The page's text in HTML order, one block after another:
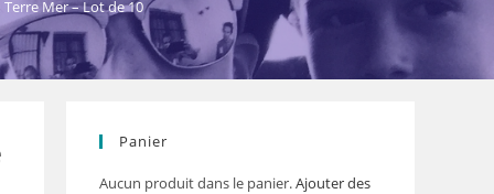
Mer – Lot de 10
Panier
Aucun produit dans le panier.Ajouter des